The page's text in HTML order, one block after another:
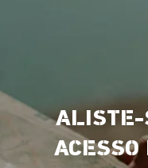
ALISTE-
ACESSO